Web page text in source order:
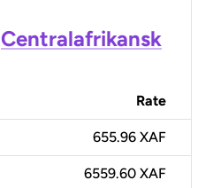
Centralafrikansk
Rate
655.96 XAF
6559.60 XAF